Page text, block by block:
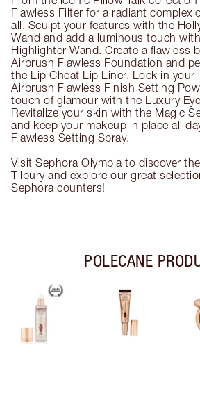
Flawless Filter for a radiant
all. Sculpt your features with the
Wand and add a luminous touch
Highlighter Wand. Create a flawless
Airbrush Flawless Foundation and
the Lip Cheat Lip Liner. Lock in your
Airbrush Flawless Finish Setting
touch of glamour with the Luxury
Revitalize your skin with the Magic
and keep your makeup in place all
Flawless Setting Spray.
Visit Sephora Olympia to discover
Tilbury and explore our great
Sephora counters!
POLECANE